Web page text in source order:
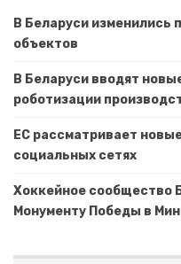
В Беларуси изменились
объектов
В Беларуси вводят
роботизации
ЕС рассматривает
социальных сетях
Хоккейное сообщество
Монументу Победы в